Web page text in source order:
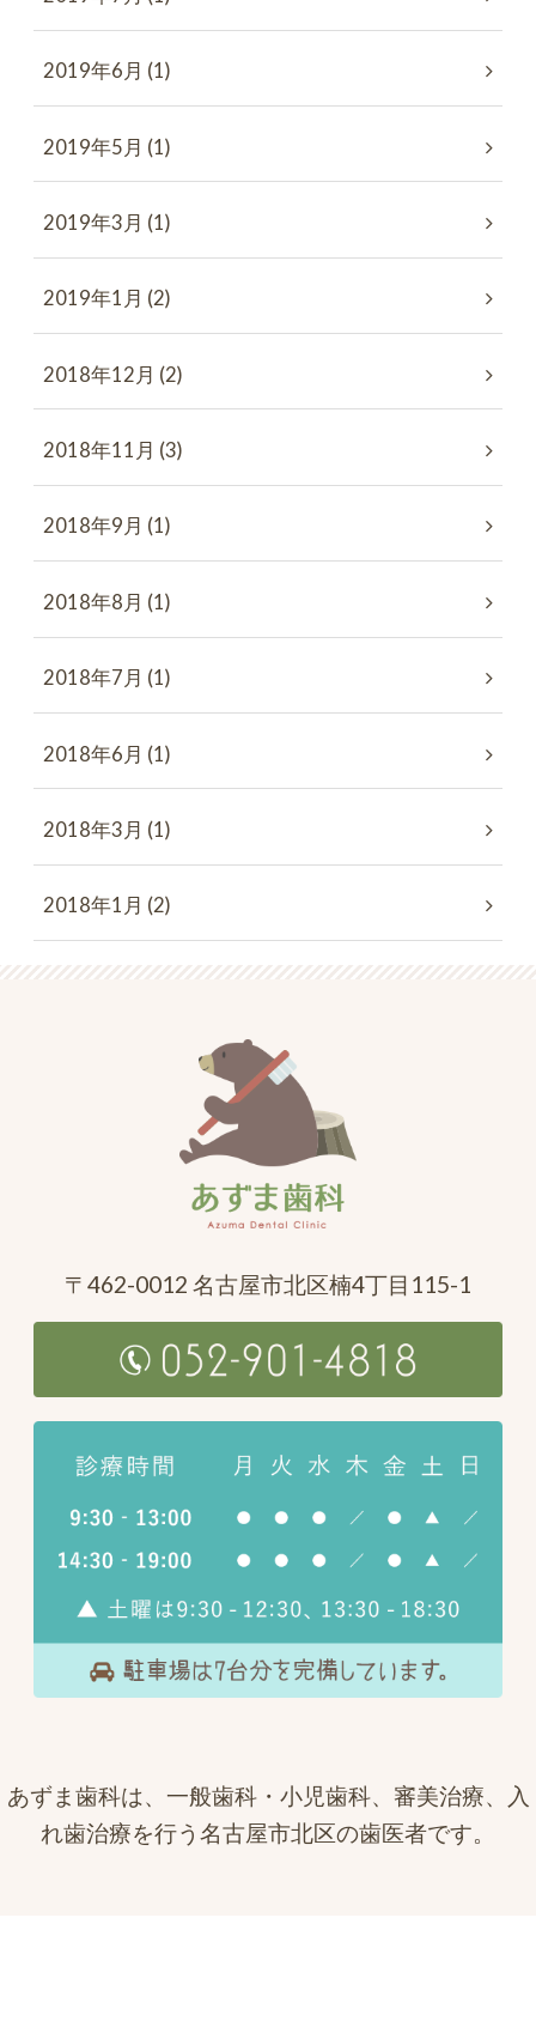
2019年6月 (1)
2019年5月 (1)
2019年3月 (1)
2019年1月 (2)
2018年12月 (2)
2018年11月 (3)
2018年9月 (1)
2018年8月 (1)
2018年7月 (1)
2018年6月 (1)
2018年3月 (1)
2018年1月 (2)
〒462-0012 名古屋市北区楠4丁目115-1
あずま歯科は、一般歯科・小児歯科、審美治療、入
れ歯治療を行う名古屋市北区の歯医者です。